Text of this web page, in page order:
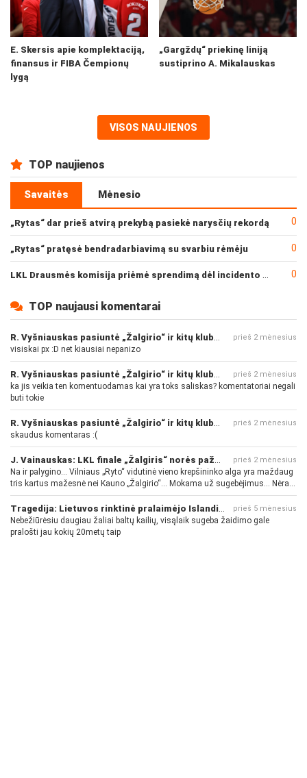
E. Skersis apie komplektaciją,
finansus ir FIBA Čempionų
lygą
„Gargždų“ priekinę liniją
sustiprino A. Mikalauskas
VISOS NAUJIENOS
TOP naujienos
Savaitės Mėnesio
„Rytas“ dar prieš atvirą prekybą pasiekė narysčių rekordą 0
„Rytas“ pratęsė bendradarbiavimą su svarbiu rėmėju 0
LKL Drausmės komisija priėmė sprendimą dėl incidento po „Neptūno“ ir „Juventus“ rungtynių 0
TOP naujausi komentarai
prieš 2 mėnesius
visiskai px :D net kiausiai nepanizo
prieš 2 mėnesius
ka jis veikia ten komentuodamas kai yra toks saliskas? komentatoriai negali
buti tokie
prieš 2 mėnesius
skaudus komentaras :(
prieš 2 mėnesius
Na ir palygino... Vilniaus „Ryto“ vidutinė vieno krepšininko alga yra maždaug
tris kartus mažesnė nei Kauno „Žalgirio“... Mokama už sugebėjimus... Nėra
pinigų - nėra gerų žaidėjų...
prieš 5 mėnesius
Nebežiūrėsiu daugiau žaliai baltų kailių, visąlaik sugeba žaidimo gale
pralošti jau kokių 20metų taip